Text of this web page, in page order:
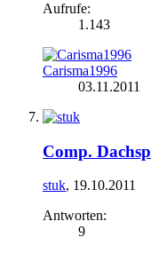
Aufrufe:
1.143
Carisma1996
03.11.2011
Comp.
stuk, 19.10.2011
Antworten:
9